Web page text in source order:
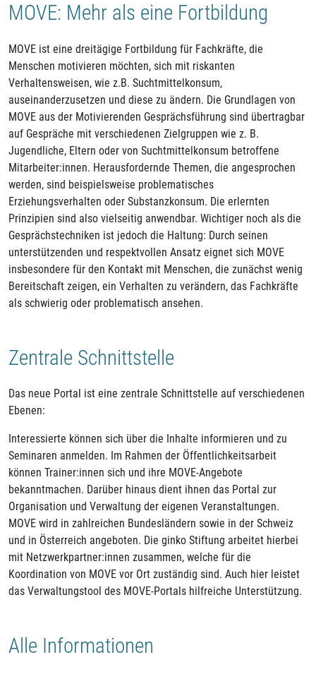
MOVE: Mehr als eine Fortbildung
MOVE ist eine dreitägige Fortbildung für Fachkräfte, die
Menschen motivieren möchten, sich mit riskanten
Verhaltensweisen, wie z.B. Suchtmittelkonsum,
auseinanderzusetzen und diese zu ändern. Die Grundlagen von
MOVE aus der Motivierenden Gesprächsführung sind übertragbar
auf Gespräche mit verschiedenen Zielgruppen wie z. B.
Jugendliche, Eltern oder von Suchtmittelkonsum betroffene
Mitarbeiter:innen. Herausfordernde Themen, die angesprochen
werden, sind beispielsweise problematisches
Erziehungsverhalten oder Substanzkonsum. Die erlernten
Prinzipien sind also vielseitig anwendbar. Wichtiger noch als die
Gesprächstechniken ist jedoch die Haltung: Durch seinen
unterstützenden und respektvollen Ansatz eignet sich MOVE
insbesondere für den Kontakt mit Menschen, die zunächst wenig
Bereitschaft zeigen, ein Verhalten zu verändern, das Fachkräfte
als schwierig oder problematisch ansehen.
Zentrale Schnittstelle
Das neue Portal ist eine zentrale Schnittstelle auf verschiedenen
Ebenen:
Interessierte können sich über die Inhalte informieren und zu
Seminaren anmelden. Im Rahmen der Öffentlichkeitsarbeit
können Trainer:innen sich und ihre MOVE-Angebote
bekanntmachen. Darüber hinaus dient ihnen das Portal zur
Organisation und Verwaltung der eigenen Veranstaltungen.
MOVE wird in zahlreichen Bundesländern sowie in der Schweiz
und in Österreich angeboten. Die ginko Stiftung arbeitet hierbei
mit Netzwerkpartner:innen zusammen, welche für die
Koordination von MOVE vor Ort zuständig sind. Auch hier leistet
das Verwaltungstool des MOVE-Portals hilfreiche Unterstützung.
Alle Informationen